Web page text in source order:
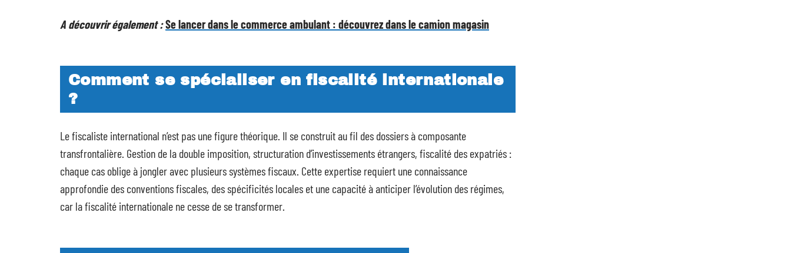
A découvrir également :Se lancer dans le commerce ambulant : découvrez dans le camion magasin
Comment se spécialiser en fiscalité internationale
?
Le fiscaliste international n’est pas une figure théorique. Il se construit au fil des dossiers à composante
transfrontalière. Gestion de la double imposition, structuration d’investissements étrangers, fiscalité des expatriés :
chaque cas oblige à jongler avec plusieurs systèmes fiscaux. Cette expertise requiert une connaissance
approfondie des conventions fiscales, des spécificités locales et une capacité à anticiper l’évolution des régimes,
car la fiscalité internationale ne cesse de se transformer.